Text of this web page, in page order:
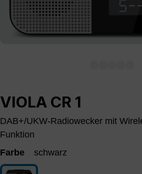
VIOLA CR 1
DAB+/UKW-Radiowecker mit
Funktion
Farbe
schwarz